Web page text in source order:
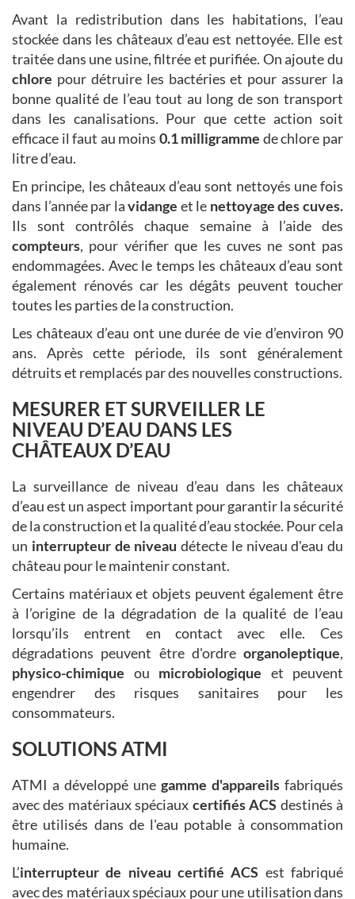
Avant la redistribution dans les habitations, l’eau
stockée dans les châteaux d’eau est nettoyée. Elle est
traitée dans une usine, filtrée et purifiée. On ajoute du
chlore pour détruire les bactéries et pour assurer la
bonne qualité de l’eau tout au long de son transport
dans les canalisations. Pour que cette action soit
efficace il faut au moins 0.1 milligramme de chlore par
litre d’eau.
En principe, les châteaux d’eau sont nettoyés une fois
dans l’année par lavidange et le nettoyage des cuves.
Ils sont contrôlés chaque semaine à l’aide des
compteurs, pour vérifier que les cuves ne sont pas
endommagées. Avec le temps les châteaux d’eau sont
également rénovés car les dégâts peuvent toucher
toutes les parties de la construction.
Les châteaux d’eau ont une durée de vie d’environ 90
ans. Après cette période, ils sont généralement
détruits et remplacés par des nouvelles constructions.
MESURER ET SURVEILLER LE
NIVEAU D’EAU DANS LES
CHÂTEAUX D’EAU
La surveillance de niveau d’eau dans les châteaux
d’eau est un aspect important pour garantir la sécurité
de la construction et la qualité d’eau stockée. Pour cela
un interrupteur de niveau détecte le niveau d'eau du
château pour le maintenir constant.
Certains matériaux et objets peuvent également être
à l’origine de la dégradation de la qualité de l’eau
lorsqu’ils entrent en contact avec elle. Ces
dégradations peuvent être d'ordre organoleptique,
physico-chimique ou microbiologique et peuvent
engendrer des risques sanitaires pour les
consommateurs.
SOLUTIONS ATMI
ATMI a développé une gamme d'appareils fabriqués
avec des matériaux spéciaux certifiés ACS destinés à
être utilisés dans de l'eau potable à consommation
humaine.
L’interrupteur de niveau certifié ACS est fabriqué
avec des matériaux spéciaux pour une utilisation dans